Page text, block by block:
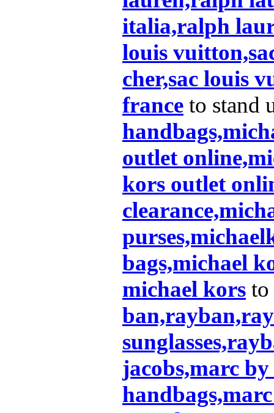
italia,ralph
louis
cher,sac louis
france to stand
outlet
kors outlet
bags,michael
michael kors
jacobs,marc